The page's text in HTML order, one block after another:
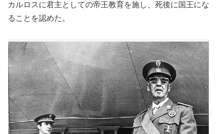
カルロスに君主としての帝王教育を施し、死後に国王にな
ることを認めた。